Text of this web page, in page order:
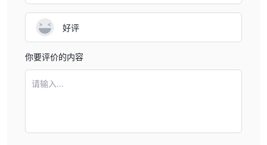
好评
你要评价的内容
请输入...